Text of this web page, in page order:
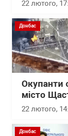
22 лютого,
Донбас
Окупанти
місто
22 лютого,
Донбас